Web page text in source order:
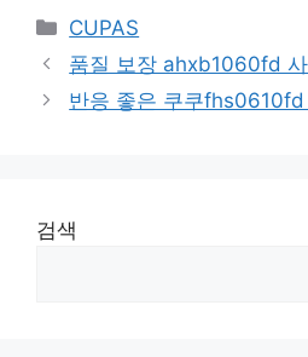
Categories
CUPAS
품질 보장 ahxb1060fd
반응 좋은 쿠쿠
검색